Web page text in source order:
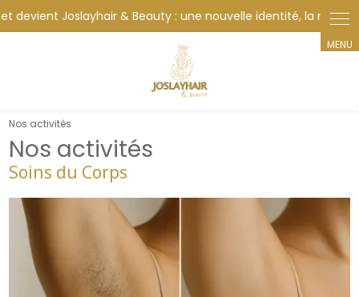
Nos activités
Nos activités
Soins du Corps